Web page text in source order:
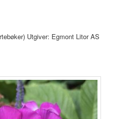
Utgiver: Egmont Litor AS